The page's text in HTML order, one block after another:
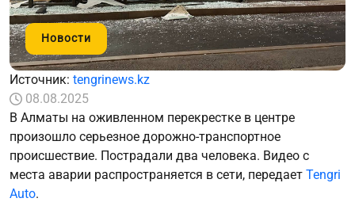
Новости
Источник: tengrinews.kz
08.08.2025
В Алматы на оживленном перекрестке в центре
произошло серьезное дорожно-транспортное
происшествие. Пострадали два человека. Видео с
места аварии распространяется в сети, передает Tengri
Auto.